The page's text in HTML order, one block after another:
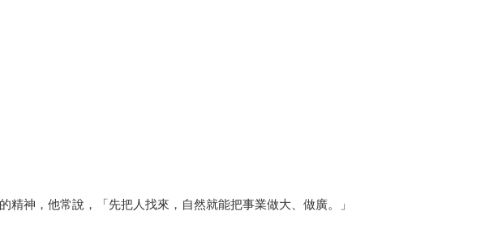
神，他常說，「先把人找來，自然就能把事業做大、做廣。」